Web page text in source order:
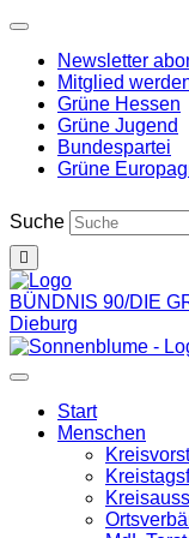
Weiter
Inhalt
Newsletter
Mitglied
Grüne Hessen
Grüne Jugend
Bundespartei
Grüne
Suche
BÜNDNIS 90/DIE
Dieburg
Start
Menschen